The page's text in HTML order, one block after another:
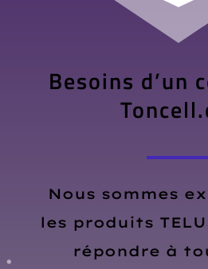
Besoins d’un
Nous sommes
les produits
répondre à